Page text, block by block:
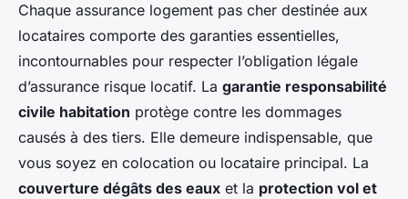
Chaque assurance logement pas cher destinée aux
locataires comporte des garanties essentielles,
incontournables pour respecter l’obligation légale
d’assurance risque locatif. La garantie responsabilité
civile habitation protège contre les dommages
causés à des tiers. Elle demeure indispensable, que
vous soyez en colocation ou locataire principal. La
couverture dégâts des eaux et la protection vol et